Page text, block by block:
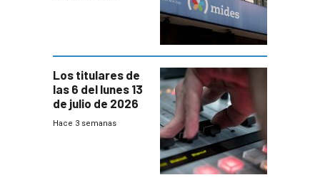
Los titulares de
las 6 del lunes 13
de julio de 2026
Hace 3 semanas